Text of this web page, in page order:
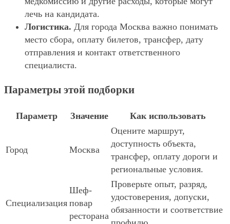
лечь на кандидата.
Логистика. Для города Москва важно понимать
место сбора, оплату билетов, трансфер, дату
отправления и контакт ответственного
специалиста.
Параметры этой подборки
Параметр Значение Как использовать
Город Москва
Оцените маршрут,
доступность объекта,
трансфер, оплату дороги и
региональные условия.
Специализация
Шеф-
повар
ресторана
Проверьте опыт, разряд,
удостоверения, допуски,
обязанности и соответствие